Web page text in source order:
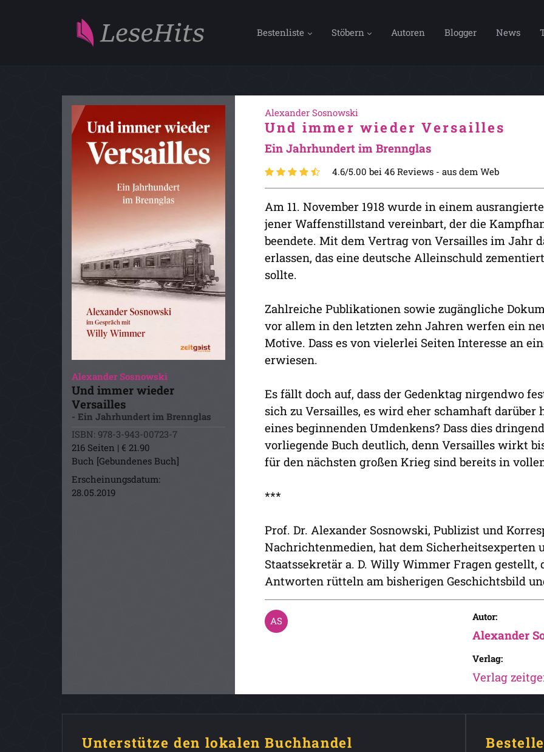
Bestenliste Stöbern Autoren Blogger News
Alexander Sosnowski
Und immer wieder
Versailles
- Ein Jahrhundert im Brennglas
ISBN: 978-3-943-00723-7
216 Seiten | € 21.90
Buch [Gebundenes Buch]
Erscheinungsdatum:
28.05.2019
Alexander Sosnowski
Und immer wieder Versailles
Ein Jahrhundert im Brennglas
4.6/5.00 bei 46 Reviews - aus dem Web
Am 11. November 1918 wurde in einem
jener Waffenstillstand vereinbart, der die
beendete. Mit dem Vertrag von Versailles im Jahr
erlassen, das eine deutsche Alleinschuld
sollte.
Zahlreiche Publikationen sowie zugängliche
vor allem in den letzten zehn Jahren werfen ein
Motive. Dass es von vielerlei Seiten Interesse an
erwiesen.
Es fällt doch auf, dass der Gedenktag nirgendwo
sich zu Versailles, es wird eher schamhaft darüber
eines beginnenden Umdenkens? Dass dies
vorliegende Buch deutlich, denn Versailles wirkt
für den nächsten großen Krieg sind bereits in
***
Prof. Dr. Alexander Sosnowski, Publizist und
Nachrichtenmedien, hat dem Sicherheitsexperten
Staatssekretär a. D. Willy Wimmer Fragen gestellt,
Antworten rütteln am bisherigen Geschichtsbild
Autor:
Alexander
Verlag:
Verlag
Unterstütze den lokalen Buchhandel